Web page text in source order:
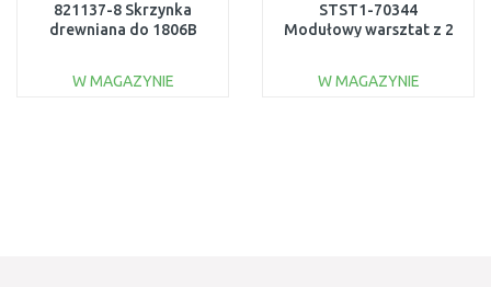
821137-8 Skrzynka
drewniana do 1806B
W MAGAZYNIE
STST1-70344
Modułowy warsztat z 2
W MAGAZYNIE